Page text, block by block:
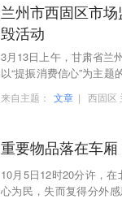
兰州市西固区市场
毁活动
3月13日上午，甘肃省兰
以“提振消费信心”为主题
来自主题： 文章 | 西固区
重要物品落在车
10月5日12时20分许，
心为民，失而复得分外